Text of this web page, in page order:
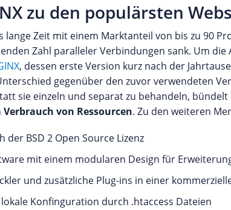
zu den populärsten
lange Zeit mit einem Marktanteil von bis zu 90
Zahl paralleler Verbindungen sank. Um
, dessen erste Version kurz nach der
gegenüber den zuvor verwendeten
sie einzeln und separat zu behandeln,
von Ressourcen. Zu den weiteren
der BSD 2 Open Source Lizenz
mit einem modularen Design für
und zusätzliche Plug-ins in einer
Konfinguration durch .htaccess Dateien